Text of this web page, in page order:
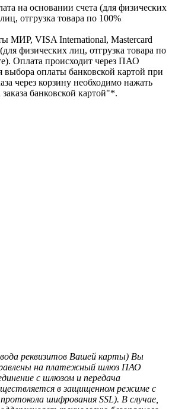
на основании счета (для физических
отгрузка товара по 100%
МИР, VISA International, Mastercard
физических лиц, отгрузка товара по
Оплата происходит через ПАО
оплаты банковской картой при
через корзину необходимо нажать
банковской картой"*.
реквизитов Вашей карты) Вы
на платежный шлюз ПАО
с шлюзом и передача
в защищенном режиме с
шифрования SSL). В случае,